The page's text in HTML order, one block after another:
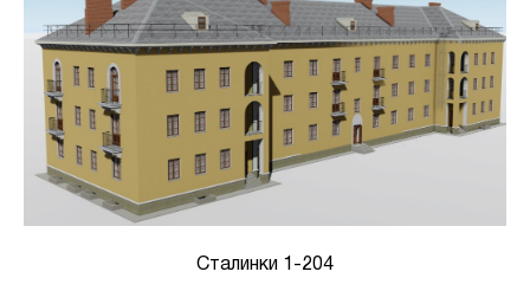
Сталинки 1-204